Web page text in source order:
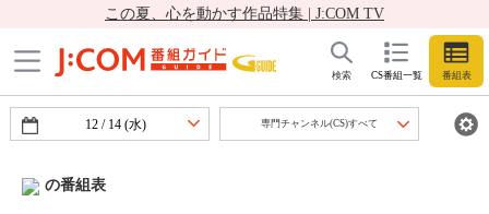
この夏、心を動かす作品特集 | J:COM TV
CS番組一覧 番組表
検索
12 / 14 (水) 専門チャンネル(CS)すべて
の番組表